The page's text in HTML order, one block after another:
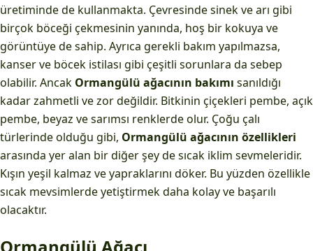
üretiminde de kullanmakta. Çevresinde sinek ve arı gibi
birçok böceği çekmesinin yanında, hoş bir kokuya ve
görüntüye de sahip. Ayrıca gerekli bakım yapılmazsa,
kanser ve böcek istilası gibi çeşitli sorunlara da sebep
olabilir. Ancak Ormangülü ağacının bakımı sanıldığı
kadar zahmetli ve zor değildir. Bitkinin çiçekleri pembe, açık
pembe, beyaz ve sarımsı renklerde olur. Çoğu çalı
türlerinde olduğu gibi, Ormangülü ağacının özellikleri
arasında yer alan bir diğer şey de sıcak iklim sevmeleridir.
Kışın yeşil kalmaz ve yapraklarını döker. Bu yüzden özellikle
sıcak mevsimlerde yetiştirmek daha kolay ve başarılı
olacaktır.